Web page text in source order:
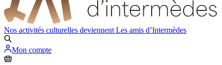
Nos activités culturelles deviennent Les amis d’Intermèdes
Mon compte